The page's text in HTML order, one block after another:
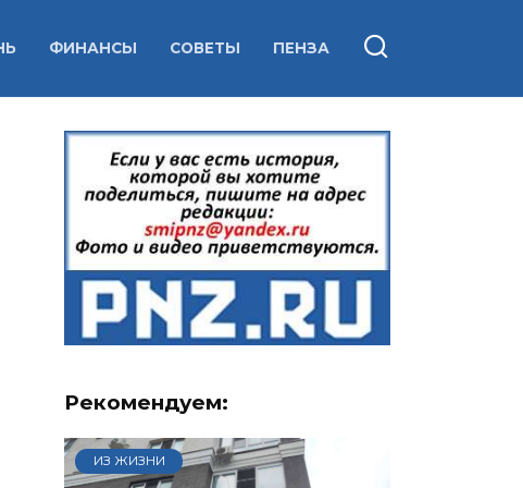
ФИНАНСЫ СОВЕТЫ ПЕНЗА
Рекомендуем:
ИЗ ЖИЗНИ